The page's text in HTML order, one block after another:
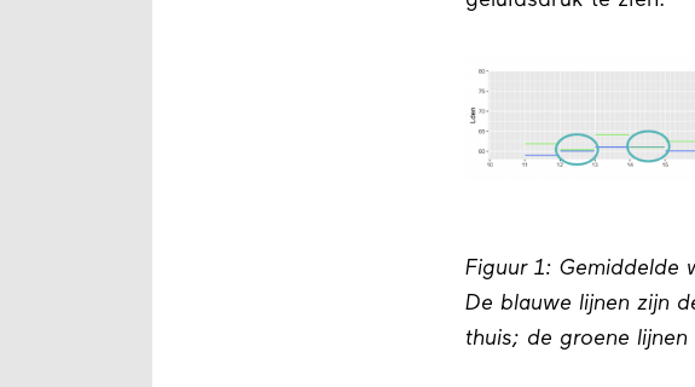
Figuur 1: Gemiddelde
De blauwe lijnen zijn
thuis; de groene